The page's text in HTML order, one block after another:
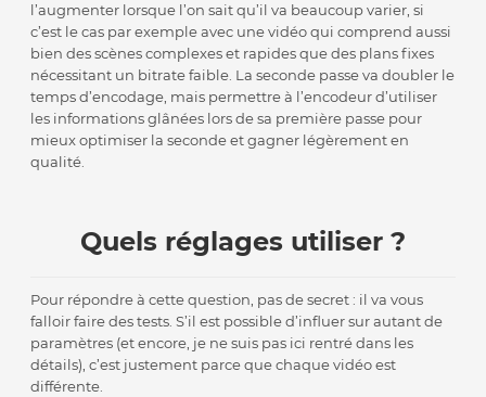
l’augmenter lorsque l’on sait qu’il va beaucoup varier, si
c’est le cas par exemple avec une vidéo qui comprend aussi
bien des scènes complexes et rapides que des plans fixes
nécessitant un bitrate faible. La seconde passe va doubler le
temps d’encodage, mais permettre à l’encodeur d’utiliser
les informations glânées lors de sa première passe pour
mieux optimiser la seconde et gagner légèrement en
qualité.
Quels réglages utiliser ?
Pour répondre à cette question, pas de secret : il va vous
falloir faire des tests. S’il est possible d’influer sur autant de
paramètres (et encore, je ne suis pas ici rentré dans les
détails), c’est justement parce que chaque vidéo est
différente.